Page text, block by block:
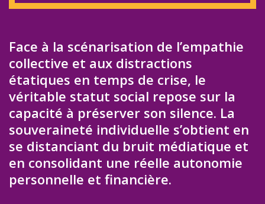
Face à la scénarisation de l’empathie
collective et aux distractions
étatiques en temps de crise, le
véritable statut social repose sur la
capacité à préserver son silence. La
souveraineté individuelle s’obtient en
se distanciant du bruit médiatique et
en consolidant une réelle autonomie
personnelle et financière.